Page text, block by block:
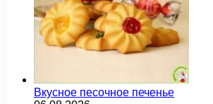
Вкусное песочное печенье